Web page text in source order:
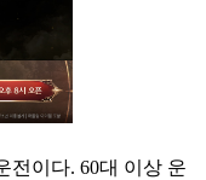
전이다. 60대 이상 운